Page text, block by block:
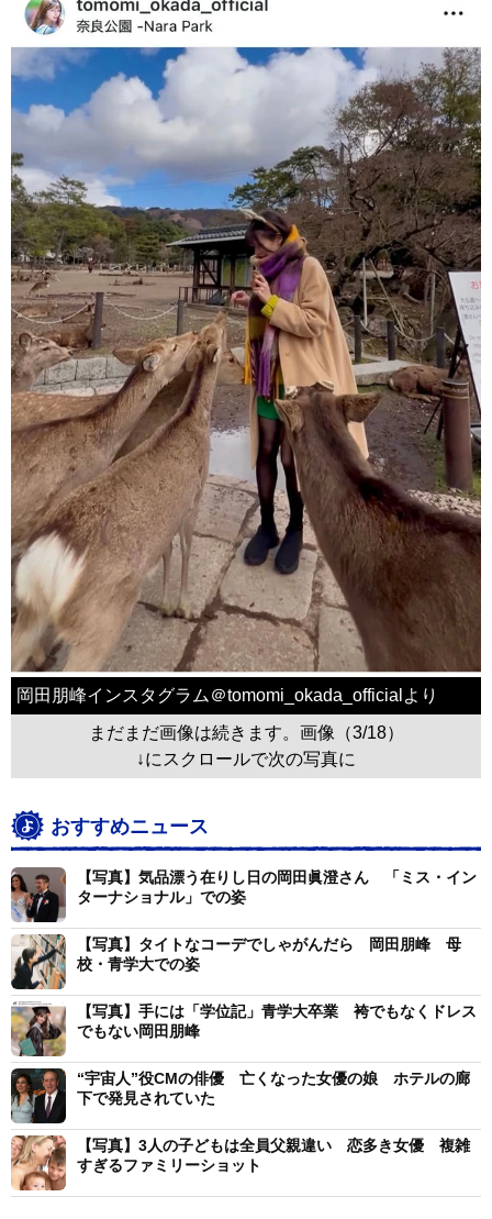
岡田朋峰インスタグラム＠tomomi_okada_officialより
まだまだ画像は続きます。画像（3/18）
↓にスクロールで次の写真に
おすすめニュース
【写真】気品漂う在りし日の岡田眞澄さん 「ミス・イン
ターナショナル」での姿
【写真】タイトなコーデでしゃがんだら 岡田朋峰 母
校・青学大での姿
【写真】手には「学位記」青学大卒業 袴でもなくドレス
でもない岡田朋峰
“宇宙人”役CMの俳優 亡くなった女優の娘 ホテルの廊
下で発見されていた
【写真】3人の子どもは全員父親違い 恋多き女優 複雑
すぎるファミリーショット